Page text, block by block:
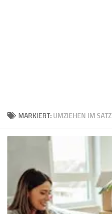
MARKIERT: UMZIEHEN IM SATZ